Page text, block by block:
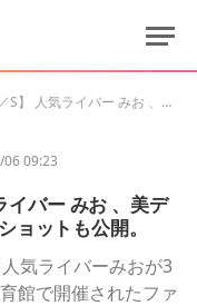
デコルテ際立つドレスで出演。オフショットも公開。
09:23
イバー みお 、美デ
ョットも公開。
気ライバーみおが3
館で開催されたファ